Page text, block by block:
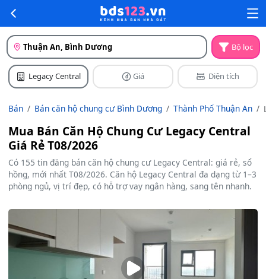
Thuận An, Bình Dương Bộ lọc
Legacy Central Giá Diện tích
Bán Bán căn hộ chung cư Bình Dương Thành Phố Thuận An
Mua Bán Căn Hộ Chung Cư Legacy Central
Giá Rẻ T08/2026
Có 155 tin đăng bán căn hộ chung cư Legacy Central: giá rẻ, sổ
hồng, mới nhất T08/2026. Căn hộ Legacy Central đa dạng từ 1–3
phòng ngủ, vị trí đẹp, có hỗ trợ vay ngân hàng, sang tên nhanh.